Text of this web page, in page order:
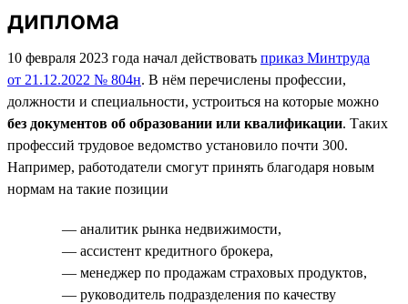
диплома
10 февраля 2023 года начал действовать приказ Минтруда
от 21.12.2022 № 804н. В нём перечислены профессии,
должности и специальности, устроиться на которые можно
без документов об образовании или квалификации. Таких
профессий трудовое ведомство установило почти 300.
Например, работодатели смогут принять благодаря новым
нормам на такие позиции
— аналитик рынка недвижимости,
— ассистент кредитного брокера,
— менеджер по продажам страховых продуктов,
— руководитель подразделения по качеству